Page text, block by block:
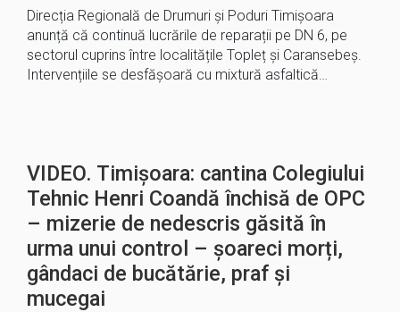
Direcția Regională de Drumuri și Poduri Timișoara
anunță că continuă lucrările de reparații pe DN 6, pe
sectorul cuprins între localitățile Topleț și Caransebeș.
Intervențiile se desfășoară cu mixtură asfaltică…
VIDEO. Timișoara: cantina Colegiului
Tehnic Henri Coandă închisă de OPC
– mizerie de nedescris găsită în
urma unui control – șoareci morți,
gândaci de bucătărie, praf şi
mucegai